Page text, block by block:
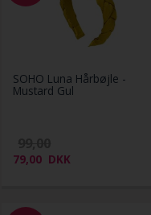
SOHO Luna Hårbøjle -
Mustard Gul
79,00 DKK